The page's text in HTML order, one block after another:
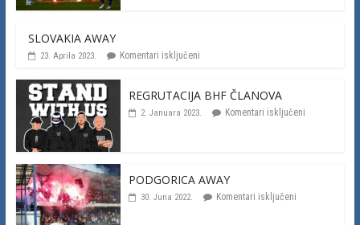
SLOVAKIA AWAY
23. Aprila 2023. Komentari isključeni
REGRUTACIJA BHF ČLANOVA
2. Januara 2023. Komentari isključeni
PODGORICA AWAY
30. Juna 2022. Komentari isključeni